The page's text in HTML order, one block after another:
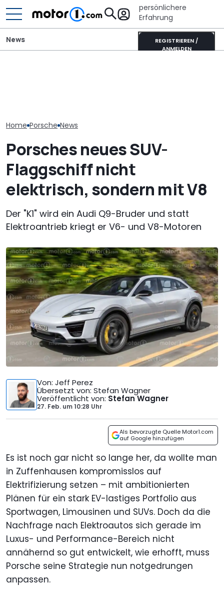
persönlichere
Erfahrung
REGISTRIEREN /
ANMELDEN
News
Home Porsche News
Porsches neues SUV-
Flaggschiff nicht
elektrisch, sondern mit V8
Der "K1" wird ein Audi Q9-Bruder und statt
Elektroantrieb kriegt er V6- und V8-Motoren
Von: Jeff Perez
Übersetzt von: Stefan Wagner
Veröffentlicht von: Stefan Wagner
27. Feb. um10:28 Uhr
Als bevorzugte Quelle Motor1.com
auf Google hinzufügen
Es ist noch gar nicht so lange her, da wollte man
in Zuffenhausen kompromisslos auf
Elektrifizierung setzen – mit ambitionierten
Plänen für ein stark EV-lastiges Portfolio aus
Sportwagen, Limousinen und SUVs. Doch da die
Nachfrage nach Elektroautos sich gerade im
Luxus- und Performance-Bereich nicht
annähernd so gut entwickelt, wie erhofft, muss
Porsche seine Strategie nun notgedrungen
anpassen.